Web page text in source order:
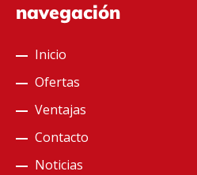
navegación
Inicio
Ofertas
Ventajas
Contacto
Noticias